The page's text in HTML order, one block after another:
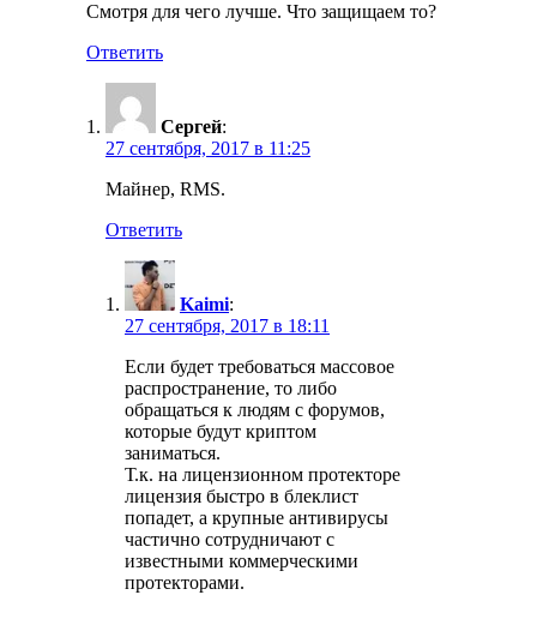
Смотря для чего лучше. Что защищаем то?
Ответить
Сергей:
27 сентября, 2017 в 11:25
Майнер, RMS.
Ответить
Kaimi:
27 сентября, 2017 в 18:11
Если будет требоваться массовое
распространение, то либо
обращаться к людям с форумов,
которые будут криптом
заниматься.
Т.к. на лицензионном протекторе
лицензия быстро в блеклист
попадет, а крупные антивирусы
частично сотрудничают с
известными коммерческими
протекторами.